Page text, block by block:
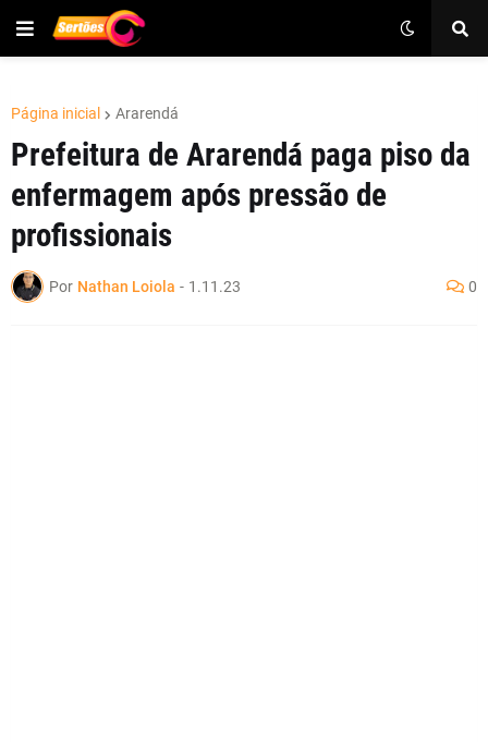
Página inicial Ararendá
Prefeitura de Ararendá paga piso da
enfermagem após pressão de
profissionais
Por Nathan Loiola - 1.11.23 0